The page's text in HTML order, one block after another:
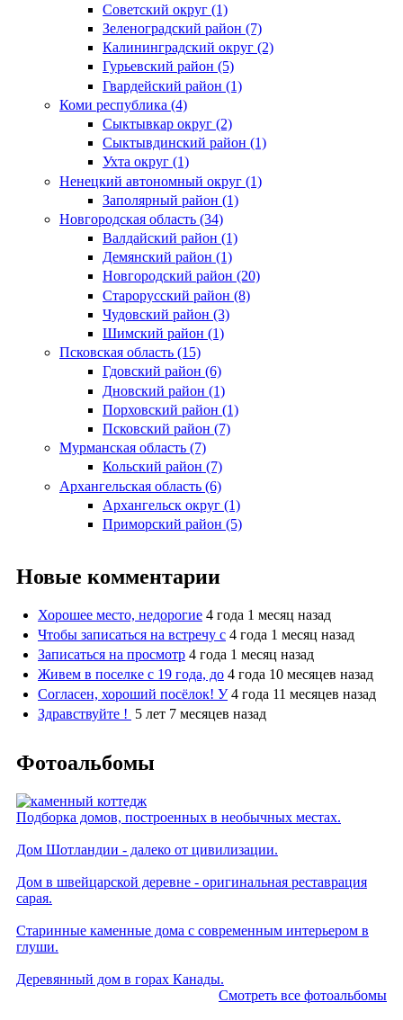
Советский округ (1)
Зеленоградский район (7)
Калининградский округ (2)
Гурьевский район (5)
Гвардейский район (1)
Коми республика (4)
Сыктывкар округ (2)
Сыктывдинский район (1)
Ухта округ (1)
Ненецкий автономный округ (1)
Заполярный район (1)
Новгородская область (34)
Валдайский район (1)
Демянский район (1)
Новгородский район (20)
Старорусский район (8)
Чудовский район (3)
Шимский район (1)
Псковская область (15)
Гдовский район (6)
Дновский район (1)
Порховский район (1)
Псковский район (7)
Мурманская область (7)
Кольский район (7)
Архангельская область (6)
Архангельск округ (1)
Приморский район (5)
Новые комментарии
Хорошее место, недорогие 4 года 1 месяц назад
Чтобы записаться на встречу с 4 года 1 месяц назад
Записаться на просмотр 4 года 1 месяц назад
Живем в поселке с 19 года, до 4 года 10 месяцев назад
Согласен, хороший посёлок! У 4 года 11 месяцев назад
Здравствуйте ! 5 лет 7 месяцев назад
Фотоальбомы
Подборка домов, построенных в необычных местах.
Дом Шотландии - далеко от цивилизации.
Дом в швейцарской деревне - оригинальная реставрация
сарая.
Старинные каменные дома с современным интерьером в
глуши.
Деревянный дом в горах Канады.
Смотреть все фотоальбомы